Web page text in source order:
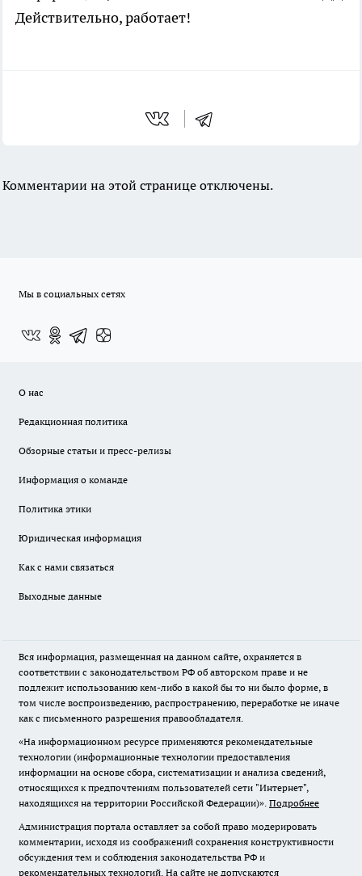
Действительно, работает!
Комментарии на этой странице отключены.
Мы в социальных сетях
О нас
Редакционная политика
Обзорные статьи и пресс-релизы
Информация о команде
Политика этики
Юридическая информация
Как с нами связаться
Выходные данные
Вся информация, размещенная на данном сайте, охраняется в
соответствии с законодательством РФ об авторском праве и не
подлежит использованию кем-либо в какой бы то ни было форме, в
том числе воспроизведению, распространению, переработке не иначе
как с письменного разрешения правообладателя.
«На информационном ресурсе применяются рекомендательные
технологии (информационные технологии предоставления
информации на основе сбора, систематизации и анализа сведений,
относящихся к предпочтениям пользователей сети "Интернет",
находящихся на территории Российской Федерации)». Подробнее
Администрация портала оставляет за собой право модерировать
комментарии, исходя из соображений сохранения конструктивности
обсуждения тем и соблюдения законодательства РФ и
рекомендательных технологий. На сайте не допускаются